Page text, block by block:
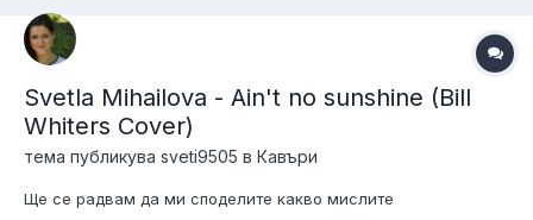
Svetla Mihailova - Ain't no sunshine (Bill
Whiters Cover)
тема публикува sveti9505 в Кавъри
Ще се радвам да ми споделите какво мислите